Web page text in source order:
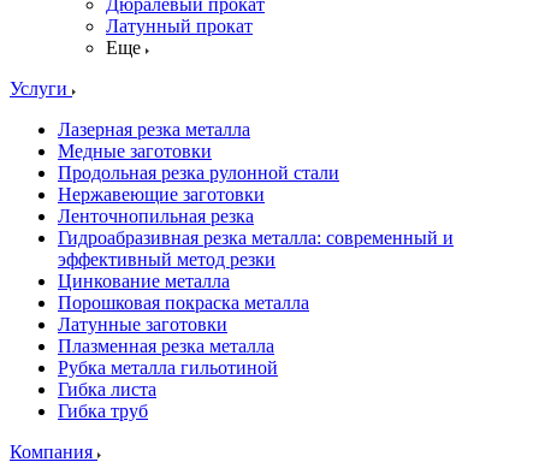
Дюралевый прокат
Латунный прокат
Еще
Услуги
Лазерная резка металла
Медные заготовки
Продольная резка рулонной стали
Нержавеющие заготовки
Ленточнопильная резка
Гидроабразивная резка металла: современный и
эффективный метод резки
Цинкование металла
Порошковая покраска металла
Латунные заготовки
Плазменная резка металла
Рубка металла гильотиной
Гибка листа
Гибка труб
Компания